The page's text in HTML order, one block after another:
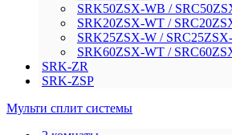
SRK50ZSX-WB /
SRK20ZSX-WT /
SRK25ZSX-W /
SRK60ZSX-WT /
SRK-ZR
SRK-ZSP
Мульти сплит системы